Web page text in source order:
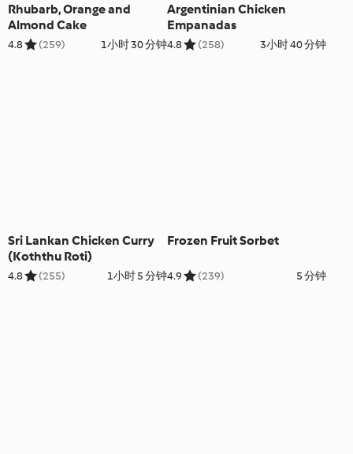
Rhubarb, Orange and
Almond Cake
4.8 (259) 1小时 30 分钟
Argentinian Chicken
Empanadas
4.8 (258) 3小时 40 分钟
Sri Lankan Chicken Curry
(Koththu Roti)
4.8 (255) 1小时 5 分钟
Frozen Fruit Sorbet
4.9 (239) 5 分钟